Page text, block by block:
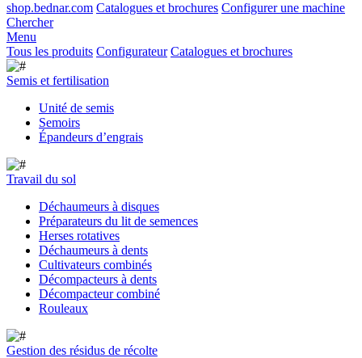
shop.bednar.com Catalogues et brochures Configurer une machine
Chercher
Menu
Tous les produits Configurateur Catalogues et brochures
Semis et fertilisation
Unité de semis
Semoirs
Épandeurs d’engrais
Travail du sol
Déchaumeurs à disques
Préparateurs du lit de semences
Herses rotatives
Déchaumeurs à dents
Cultivateurs combinés
Décompacteurs à dents
Décompacteur combiné
Rouleaux
Gestion des résidus de récolte